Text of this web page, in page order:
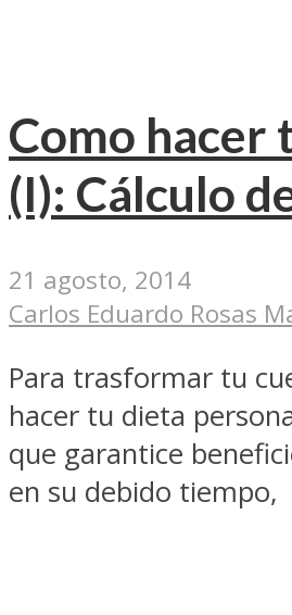
Como hacer
(I): Cálculo
21 agosto, 2014
Carlos Eduardo Rosas
Para trasformar tu
hacer tu dieta
que garantice
en su debido tiempo,